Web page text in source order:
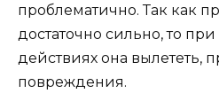
проблематично. Так как
достаточно сильно, то
действиях она вылететь,
повреждения.